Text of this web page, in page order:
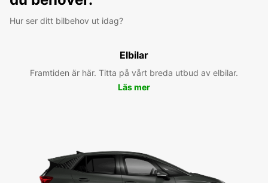
Hur ser ditt bilbehov ut idag?
Elbilar
Framtiden är här. Titta på vårt breda utbud av elbilar.
Läs mer